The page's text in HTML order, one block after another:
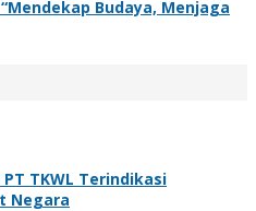
Budaya, Menjaga
TKWL Terindikasi
Negara